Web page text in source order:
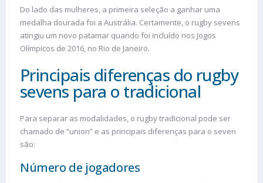
Do lado das mulheres, a primeira seleção a ganhar uma
medalha dourada foi a Austrália. Certamente, o rugby sevens
atingiu um novo patamar quando foi incluído nos Jogos
Olímpicos de 2016, no Rio de Janeiro.
Principais diferenças do rugby
sevens para o tradicional
Para separar as modalidades, o rugby tradicional pode ser
chamado de “union” e as principais diferenças para o seven
são:
Número de jogadores